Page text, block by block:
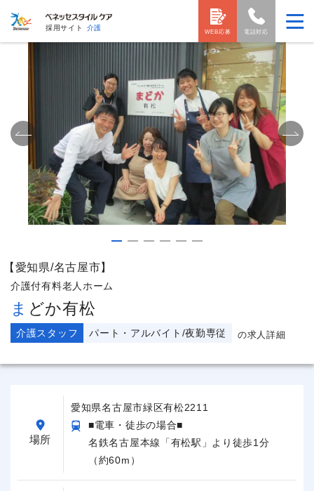
採用サイト 介護
電話対応
WEB応募
【愛知県/名古屋市】
介護付有料老人ホーム
まどか有松
介護スタッフ パート・アルバイト/夜勤専従 の求人詳細
場所
愛知県名古屋市緑区有松2211
■電車・徒歩の場合■
名鉄名古屋本線「有松駅」より徒歩1分
（約60m）